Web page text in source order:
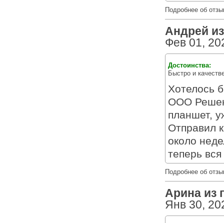
Подробнее об
Андрей из
Фев 01,
Достоинства:
Быстро и
Хотелось
ООО
планшет,
Отправил
около
теперь
Подробнее об
Арина из
Янв 30,